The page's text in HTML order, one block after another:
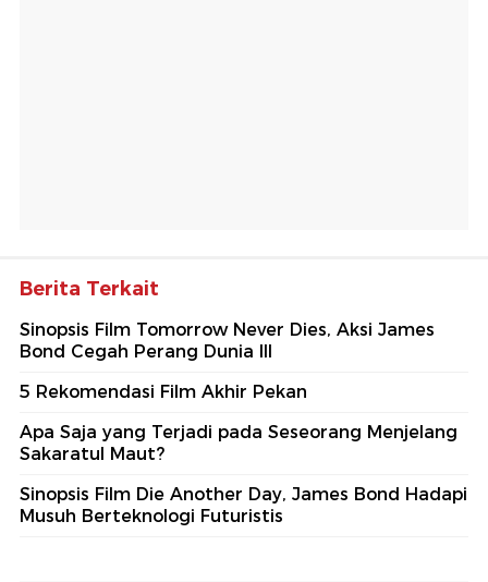
Berita Terkait
Sinopsis Film Tomorrow Never Dies, Aksi James
Bond Cegah Perang Dunia III
5 Rekomendasi Film Akhir Pekan
Apa Saja yang Terjadi pada Seseorang Menjelang
Sakaratul Maut?
Sinopsis Film Die Another Day, James Bond Hadapi
Musuh Berteknologi Futuristis